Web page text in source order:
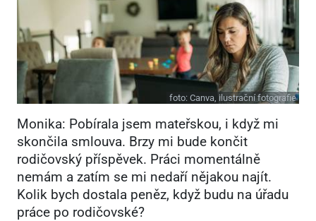
foto: Canva, ilustrační fotografie
Monika: Pobírala jsem mateřskou, i když mi
skončila smlouva. Brzy mi bude končit
rodičovský příspěvek. Práci momentálně
nemám a zatím se mi nedaří nějakou najít.
Kolik bych dostala peněz, když budu na úřadu
práce po rodičovské?